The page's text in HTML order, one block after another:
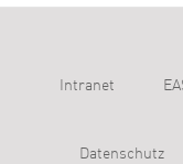
Intranet
Datenschutz